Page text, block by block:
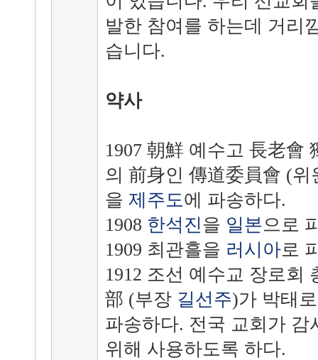
발한 참여를 하는데 거리
습니다.
약사
1907 朝鮮 예수고 長老會
의 前身인 傳道委員會 (
을 제주도에 파송하다.
1908 한석진 을 일본으로
1909 최관흘을 러시아로
1912 조선 예수교 장로회
部 (부장 길선주)가 박태
파송하다. 전국 교회가
위해 사용하도록 하다.